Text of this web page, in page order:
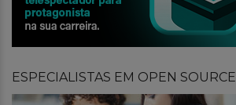
ESPECIALISTAS EM OPEN SOURCE